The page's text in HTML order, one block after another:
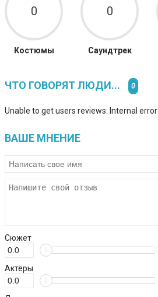
0
Костюмы
0
Саундтрек
ЧТО ГОВОРЯТ ЛЮДИ... 0
Unable to get users reviews: Internal error
ВАШЕ МНЕНИЕ
Сюжет
Актёры